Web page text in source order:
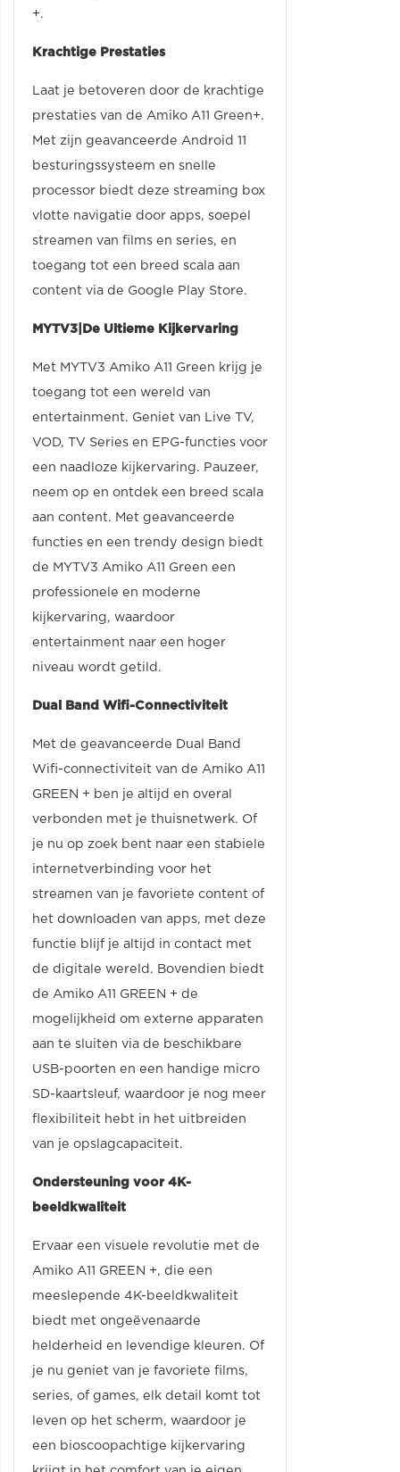
+.
Krachtige Prestaties
Laat je betoveren door de krachtige
prestaties van de Amiko A11 Green+.
Met zijn geavanceerde Android 11
besturingssysteem en snelle
processor biedt deze streaming box
vlotte navigatie door apps, soepel
streamen van films en series, en
toegang tot een breed scala aan
content via de Google Play Store.
MYTV3|De Ultieme Kijkervaring
Met MYTV3 Amiko A11 Green krijg je
toegang tot een wereld van
entertainment. Geniet van Live TV,
VOD, TV Series en EPG-functies voor
een naadloze kijkervaring. Pauzeer,
neem op en ontdek een breed scala
aan content. Met geavanceerde
functies en een trendy design biedt
de MYTV3 Amiko A11 Green een
professionele en moderne
kijkervaring, waardoor
entertainment naar een hoger
niveau wordt getild.
Dual Band Wifi-Connectiviteit
Met de geavanceerde Dual Band
Wifi-connectiviteit van de Amiko A11
GREEN + ben je altijd en overal
verbonden met je thuisnetwerk. Of
je nu op zoek bent naar een stabiele
internetverbinding voor het
streamen van je favoriete content of
het downloaden van apps, met deze
functie blijf je altijd in contact met
de digitale wereld. Bovendien biedt
de Amiko A11 GREEN + de
mogelijkheid om externe apparaten
aan te sluiten via de beschikbare
USB-poorten en een handige micro
SD-kaartsleuf, waardoor je nog meer
flexibiliteit hebt in het uitbreiden
van je opslagcapaciteit.
Ondersteuning voor 4K-
beeldkwaliteit
Ervaar een visuele revolutie met de
Amiko A11 GREEN +, die een
meeslepende 4K-beeldkwaliteit
biedt met ongeëvenaarde
helderheid en levendige kleuren. Of
je nu geniet van je favoriete films,
series, of games, elk detail komt tot
leven op het scherm, waardoor je
een bioscoopachtige kijkervaring